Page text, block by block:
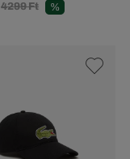
4299 Ft %